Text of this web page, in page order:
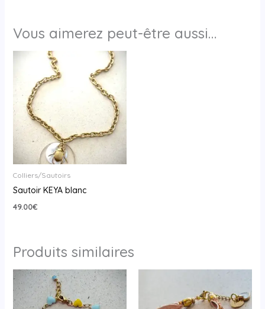
Vous aimerez peut-être aussi…
Colliers/Sautoirs
Sautoir KEYA blanc
49.00€
Produits similaires